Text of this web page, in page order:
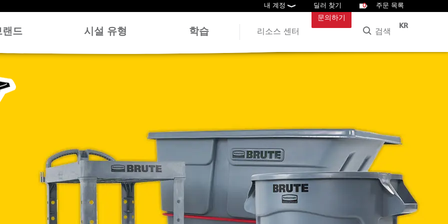
내 계정 딜러 찾기 0 주문 목록
랜드 시설 유형 학습 리소스 센터
문의하기
검색
KR